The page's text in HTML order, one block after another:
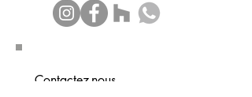
Contactez-nous